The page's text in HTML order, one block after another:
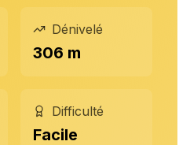
Dénivelé
306 m
Difficulté
Facile